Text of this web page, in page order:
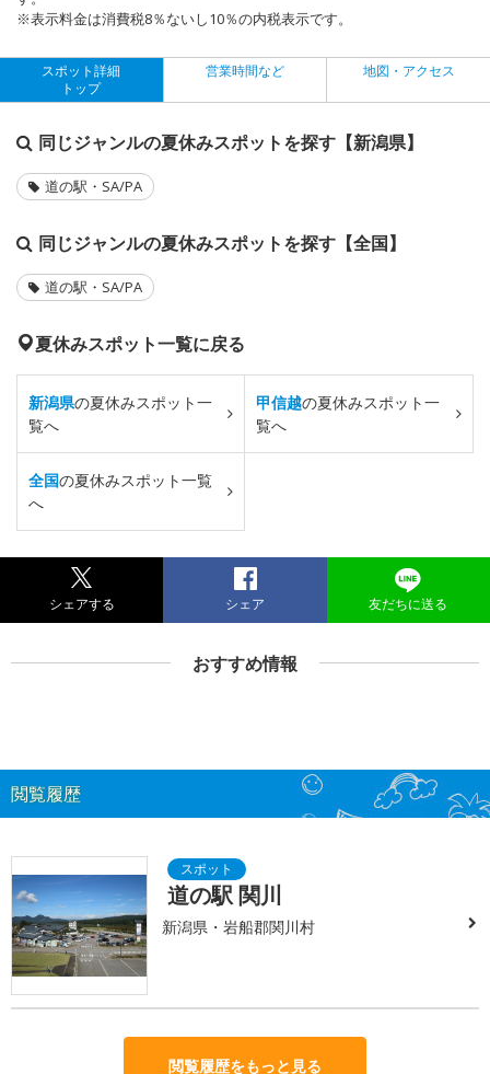
※表示料金は消費税8％ないし10％の内税表示です。
スポット詳細
トップ
営業時間など 地図・アクセス
同じジャンルの夏休みスポットを探す【新潟県】
道の駅・SA/PA
同じジャンルの夏休みスポットを探す【全国】
道の駅・SA/PA
夏休みスポット一覧に戻る
新潟県の夏休みスポット一
覧へ
甲信越の夏休みスポット一
覧へ
全国の夏休みスポット一覧
へ
シェアする シェア 友だちに送る
おすすめ情報
閲覧履歴
道の駅 関川
新潟県・岩船郡関川村
閲覧履歴をもっと見る